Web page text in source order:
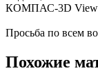
КОМПАС-3D
Просьба по всем
Похожие